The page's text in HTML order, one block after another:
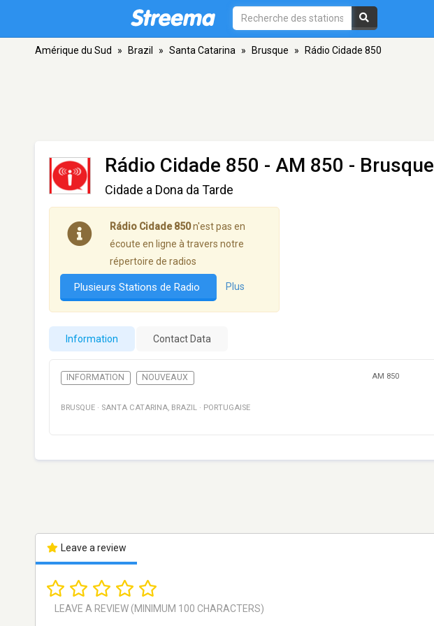
Amérique du Sud » Brazil » Santa Catarina » Brusque » Rádio Cidade 850
Rádio Cidade 850 - AM 850 - Brusque
Cidade a Dona da Tarde
Rádio Cidade 850n'est pas en
écoute en ligne à travers notre
répertoire de radios
Plusieurs Stations de Radio Plus
Information Contact Data
INFORMATION NOUVEAUX AM 850
BRUSQUE · SANTA CATARINA, BRAZIL · PORTUGAISE
Leave a review